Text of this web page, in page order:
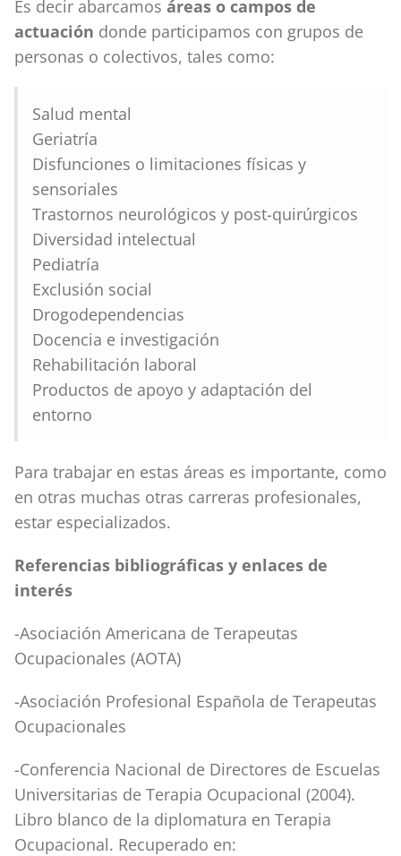
Es decir abarcamos áreas o campos de
actuación donde participamos con grupos de
personas o colectivos, tales como:
Salud mental
Geriatría
Disfunciones o limitaciones físicas y
sensoriales
Trastornos neurológicos y post-quirúrgicos
Diversidad intelectual
Pediatría
Exclusión social
Drogodependencias
Docencia e investigación
Rehabilitación laboral
Productos de apoyo y adaptación del
entorno
Para trabajar en estas áreas es importante, como
en otras muchas otras carreras profesionales,
estar especializados.
Referencias bibliográficas y enlaces de
interés
-Asociación Americana de Terapeutas
Ocupacionales (AOTA)
-Asociación Profesional Española de Terapeutas
Ocupacionales
-Conferencia Nacional de Directores de Escuelas
Universitarias de Terapia Ocupacional (2004).
Libro blanco de la diplomatura en Terapia
Ocupacional. Recuperado en: